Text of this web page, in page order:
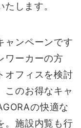
します。
ャンペーンです
ワーカーの方
オフィスを検討
このお得なキャ
の快適な
。施設内覧も行